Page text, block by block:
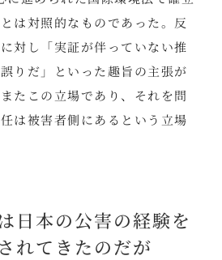
は対照的なものであった。反
対し「実証が伴っていない推
りだ」といった趣旨の主張が
たこの立場であり、それを問
は被害者側にあるという立場
日本の公害の経験を
れてきたのだが